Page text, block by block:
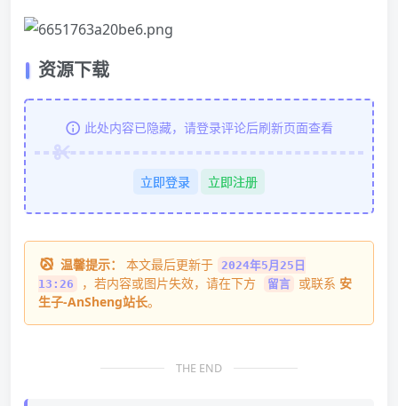
资源下载
此处内容已隐藏，请登录评论后刷新页面查看
立即登录 立即注册
温馨提示： 本文最后更新于
2024年5月25日
13:26
，若内容或图片失效，请在下方 留言 或联系 安
生子-AnSheng站长。
THE END